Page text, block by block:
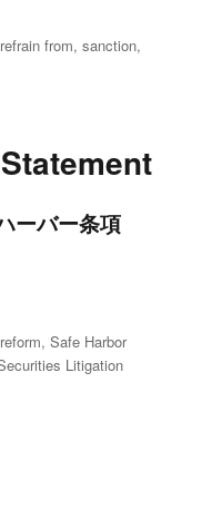
refrain from,sanction,
ーバー条項
reform,Safe Harbor
Litigation